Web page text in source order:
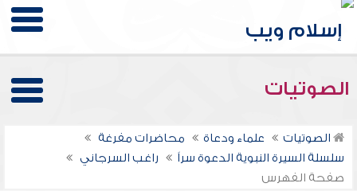
الصوتيات
الصوتيات علماء ودعاة
محاضرات مفرغة
سلسلة السيرة النبوية الدعوة سراً
راغب السرجاني
صفحة الفهرس